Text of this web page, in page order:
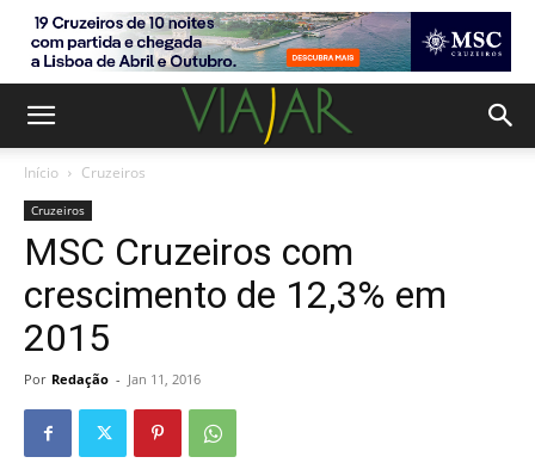
Início Cruzeiros
Cruzeiros
MSC Cruzeiros com
crescimento de 12,3% em
2015
Por Redação - Jan 11, 2016